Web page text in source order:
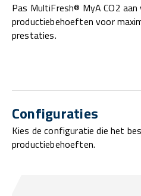
Pas MultiFresh® MyA CO2 aan
productiebehoeften voor
prestaties.
Configuraties
Kies de configuratie die het
productiebehoeften.